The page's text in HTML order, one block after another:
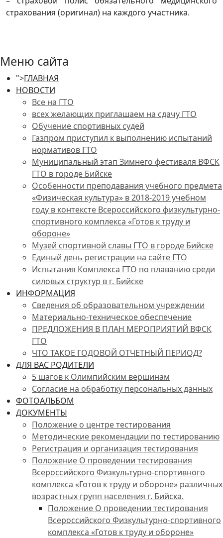
страхования (оригинал) на каждого участника.
Меню сайта
">ГЛАВНАЯ
НОВОСТИ
Все на ГТО
всех желающих приглашаем на сдачу ГТО
Обучение спортивных судей
Газпром приступил к выполнению испытаний
нормативов ГТО
Муниципальный этап Зимнего фестиваля ВФСК
ГТО в городе Бийске
Особенности преподавания учебного предмета
«Физическая культура» в 2018-2019 учебном
году в контексте Всероссийского физкультурно-
спортивного комплекса «Готов к труду и
обороне»
Музей спортивной славы ГТО в городе Бийске
Единый день регистрации на сайте ГТО
Испытания Комплекса ГТО по плаванию среди
силовых структур в г. Бийске
ИНФОРМАЦИЯ
Сведения об образовательном учреждении
Материально-техническое обеспечение
ПРЕДЛОЖЕНИЯ В ПЛАН МЕРОПРИЯТИЙ ВФСК
ГТО
ЧТО ТАКОЕ ГОДОВОЙ ОТЧЕТНЫЙ ПЕРИОД?
ДЛЯ ВАС РОДИТЕЛИ
5 шагов к Олимпийским вершинам
Согласие на обработку персональных данных
ФОТОАЛЬБОМ
ДОКУМЕНТЫ
Положение о центре тестирования
Методические рекомендации по тестированию
Регистрация и организация тестирования
Положение О проведении тестирования
Всероссийского Физкультурно-спортивного
комплекса «Готов к труду и обороне» различных
возрастных групп населения г. Бийска.
Положение О проведении тестирования
Всероссийского Физкультурно-спортивного
комплекса «Готов к труду и обороне»